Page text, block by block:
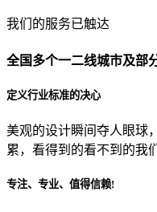
贵公司预算范围是？
贵公司的团队规模是？
目前主要的营销渠道是？
我们的服务已触达
全国多个一二线城市及部
定义行业标准的决心
美观的设计瞬间夺人眼球
累，看得到的看不到的我
专注、专业、值得信赖!